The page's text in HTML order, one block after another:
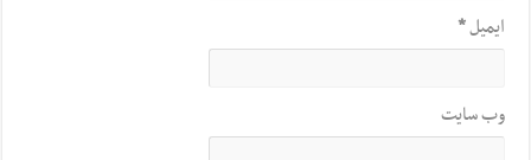
ایمیل*
وب‌ سایت